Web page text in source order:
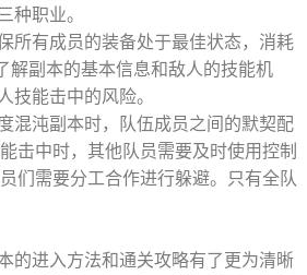
职业。
所有成员的装备处于最佳状态，消耗
解副本的基本信息和敌人的技能机
能击中的风险。
混沌副本时，队伍成员之间的默契配
击中时，其他队员需要及时使用控制
们需要分工合作进行躲避。只有全队
的进入方法和通关攻略有了更为清晰